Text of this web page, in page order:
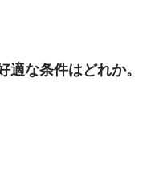
な条件はどれか。